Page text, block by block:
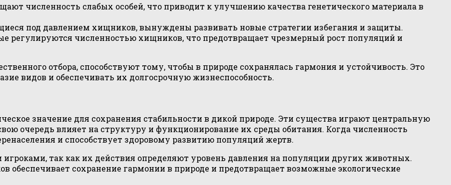
численность слабых особей, что приводит к улучшению качества генетического материала в
под давлением хищников, вынуждены развивать новые стратегии избегания и защиты.
регулируются численностью хищников, что предотвращает чрезмерный рост популяций и
отбора, способствуют тому, чтобы в природе сохранялась гармония и устойчивость. Это
видов и обеспечивать их долгосрочную жизнеспособность.
значение для сохранения стабильности в дикой природе. Эти существа играют центральную
очередь влияет на структуру и функционирование их среды обитания. Когда численность
и способствует здоровому развитию популяций жертв.
так как их действия определяют уровень давления на популяции других животных.
обеспечивает сохранение гармонии в природе и предотвращает возможные экологические